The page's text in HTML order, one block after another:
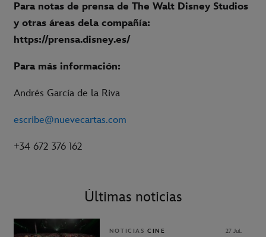
Para notas de prensa de The Walt Disney Studios
y otras áreas dela compañía:
https://prensa.disney.es/
Para más información:
Andrés García de la Riva
escribe@nuevecartas.com
+34 672 376 162
Últimas noticias
NOTICIAS CINE 27 Jul.